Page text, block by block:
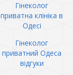
Гінеколог
приватна клініка в
Одесі
Гінеколог
приватний Одеса
відгуки